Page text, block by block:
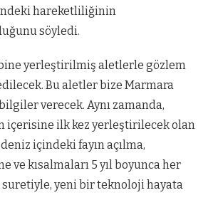
hareketliliğinin
söyledi.
yerleştirilmiş aletlerle gözlem
Bu aletler bize Marmara
verecek. Aynı zamanda,
içerisine ilk kez yerleştirilecek olan
içindeki fayın açılma,
ve kısalmaları 5 yıl boyunca her
yeni bir teknoloji hayata